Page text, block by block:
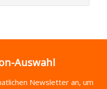
Auswahl
Newsletter an, um